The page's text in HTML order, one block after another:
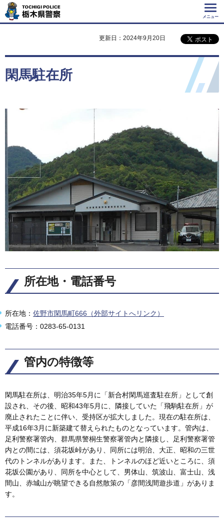
Tochigi Police 栃
木県警察
メニュー
更新日：2024年9月20日
閑馬駐在所
所在地・電話番号
所在地： 佐野市閑馬町666（外部サイトへリンク）
電話番号：0283-65-0131
管内の特徴等
閑馬駐在所は、明治35年5月に「新合村閑馬巡査駐在所」として創
設され、その後、昭和43年5月に、隣接していた「飛駒駐在所」が
廃止されたことに伴い、受持区が拡大しました。現在の駐在所は、
平成16年3月に新築建て替えられたものとなっています。管内は、
足利警察署管内、群馬県警桐生警察署管内と隣接し、足利警察署管
内との間には、須花坂峠があり、同所には明治、大正、昭和の三世
代のトンネルがあります。また、トンネルのほど近いところに、須
花坂公園があり、同所を中心として、男体山、筑波山、富士山、浅
間山、赤城山が眺望できる自然散策の「彦間浅間遊歩道」がありま
す。